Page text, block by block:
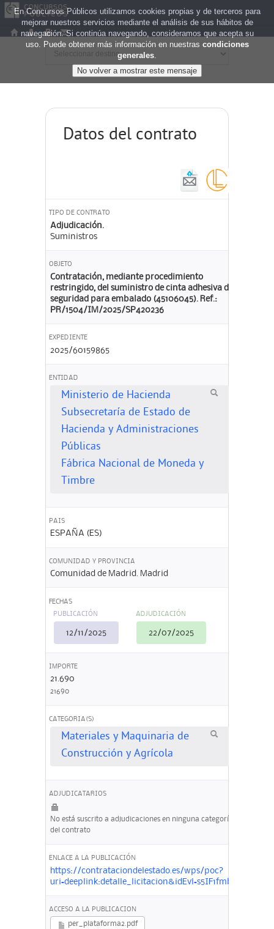
Datos del contrato
TIPO DE CONTRATO
Adjudicación.
Suministros
OBJETO
Contratación, mediante procedimiento
restringido, del suministro de cinta adhesiva de
seguridad para embalado (45106045). Ref.:
PR/1504/IM/2025/SP420236
EXPEDIENTE
2025/60159865
ENTIDAD
Ministerio de Hacienda
Subsecretaría de Estado de
Hacienda y Administraciones
Públicas
Fábrica Nacional de Moneda y
Timbre
PAIS
ESPAÑA (ES)
COMUNIDAD Y PROVINCIA
Comunidad de Madrid. Madrid
FECHAS
PUBLICACIÓN
12/11/2025
ADJUDICACIÓN
22/07/2025
IMPORTE
21.690
21690
CATEGORIA(S)
Materiales y Maquinaria de
Construcción y Agrícola
ADJUDICATARIOS
No está suscrito a adjudicaciones en ninguna categoría
del contrato
ENLACE A LA PUBLICACIÓN
https://contrataciondelestado.es/wps/poc?
ACCESO A LA PUBLICACION
per_plataforma2.pdf
En Concursos Públicos utilizamos cookies propias y de terceros para
mejorar nuestros servicios mediante el análisis de sus hábitos de
navegación. Si continúa navegando, consideramos que acepta su
uso. Puede obtener más información en nuestras condiciones
generales.